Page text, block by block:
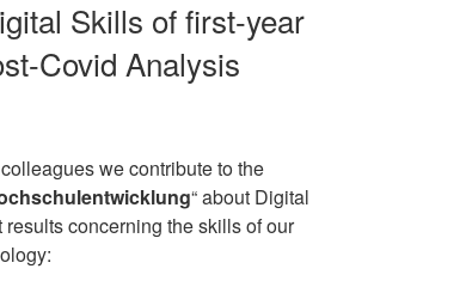
Skills of first-year
Covid Analysis
we contribute to the
“ about Digital
concerning the skills of our